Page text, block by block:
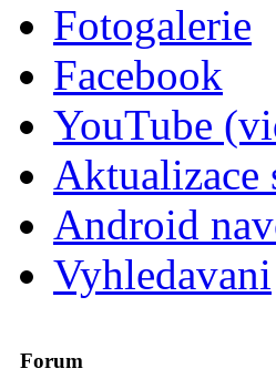
Fotogalerie
Facebook
YouTube
Aktualizace
Android
Vyhledavani
Forum